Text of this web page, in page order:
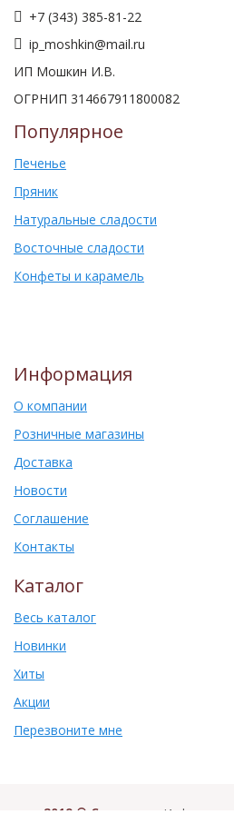
+7 (343) 385-81-22
ip_moshkin@mail.ru
ИП Мошкин И.В.
ОГРНИП 314667911800082
Популярное
Печенье
Пряник
Натуральные сладости
Восточные сладости
Конфеты и карамель
Информация
О компании
Розничные магазины
Доставка
Новости
Соглашение
Контакты
Каталог
Весь каталог
Новинки
Хиты
Акции
Перезвоните мне
2019 © Самоваръ .